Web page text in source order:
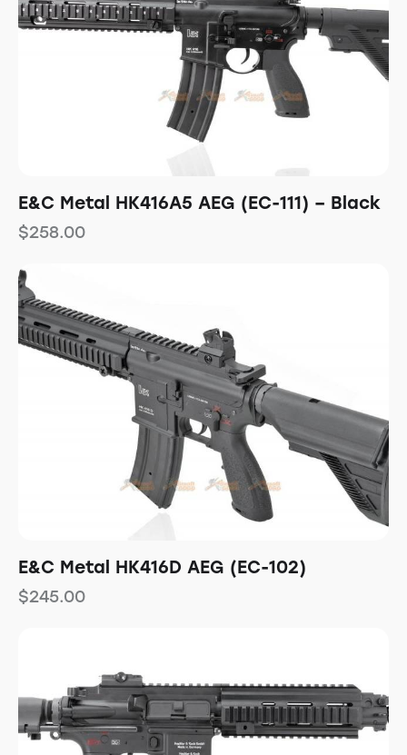
E&C Metal HK416A5 AEG (EC-111) – Black
$258.00
E&C Metal HK416D AEG (EC-102)
$245.00